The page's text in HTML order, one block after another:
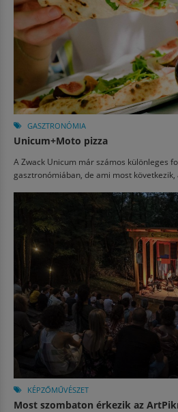
GASZTRONÓMIA
Unicum+Moto pizza
A Zwack Unicum már számos különleges
gasztronómiában, de ami most
KÉPZŐMŰVÉSZET
Most szombaton érkezik az